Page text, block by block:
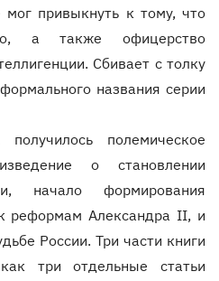
привыкнуть к тому, что
а также офицерство
Сбивает с толку
названия серии
полемическое
о становлении
начало формирования
реформам Александра II, и
России. Три части книги
три отдельные статьи